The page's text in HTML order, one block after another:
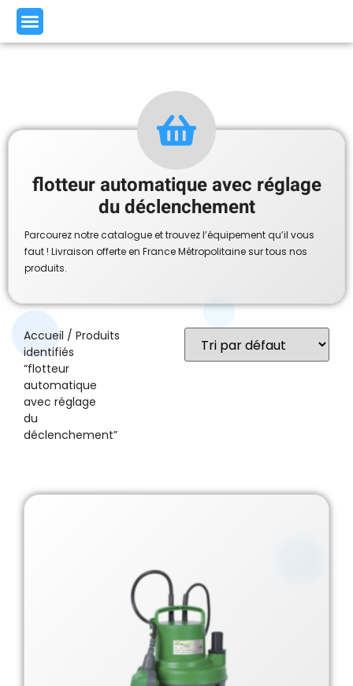
flotteur automatique avec réglage
du déclenchement
Parcourez notre catalogue et trouvez l’équipement qu’il vous
faut ! Livraison offerte en France Métropolitaine sur tous nos
produits.
Accueil / Produits
identifiés
“flotteur
automatique
avec réglage
du
déclenchement”